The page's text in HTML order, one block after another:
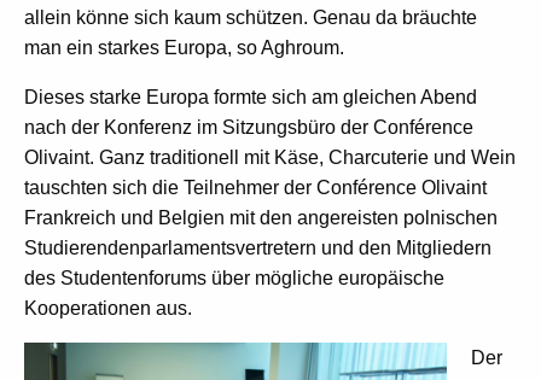
allein könne sich kaum schützen. Genau da bräuchte
man ein starkes Europa, so Aghroum.
Dieses starke Europa formte sich am gleichen Abend
nach der Konferenz im Sitzungsbüro der Conférence
Olivaint. Ganz traditionell mit Käse, Charcuterie und Wein
tauschten sich die Teilnehmer der Conférence Olivaint
Frankreich und Belgien mit den angereisten polnischen
Studierendenparlamentsvertretern und den Mitgliedern
des Studentenforums über mögliche europäische
Kooperationen aus.
Der